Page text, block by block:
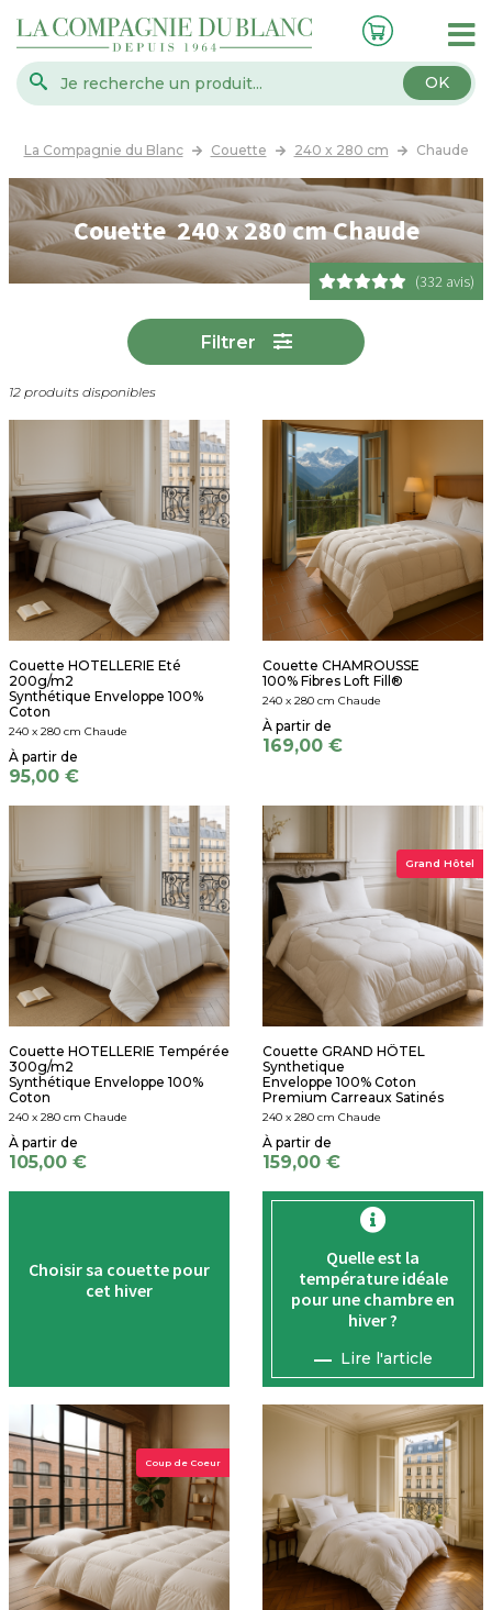
OK
La Compagnie du Blanc Couette 240 x 280 cm Chaude
Couette 240 x 280 cm Chaude
(332 avis)
Filtrer
12 produits disponibles
Couette HOTELLERIE Eté
200g/m2
Synthétique Enveloppe 100%
Coton
240 x 280 cm Chaude
95,00 €
Couette CHAMROUSSE
100% Fibres Loft Fill®
240 x 280 cm Chaude
169,00 €
Couette HOTELLERIE Tempérée
300g/m2
Synthétique Enveloppe 100%
Coton
240 x 280 cm Chaude
105,00 €
Grand Hôtel
Couette GRAND HÔTEL
Synthetique
Enveloppe 100% Coton
Premium Carreaux Satinés
240 x 280 cm Chaude
159,00 €
Choisir sa couette pour
cet hiver
Quelle est la
températureidéale
pour une chambre en
hiver ?
Lire l'article
Coup de Coeur